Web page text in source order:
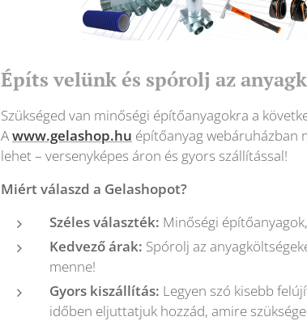
Építs velünk és spórolj az
Szükséged van minőségi építőanyagokra a
Awww.gelashop.hu építőanyag webáruházban
lehet – versenyképes áron és gyors szállítással!
Miért válaszd a Gelashopot?
Széles választék: Minőségi
Kedvező árak: Spórolj az
menne!
Gyors kiszállítás: Legyen szó kisebb
időben eljuttatjuk hozzád, amire